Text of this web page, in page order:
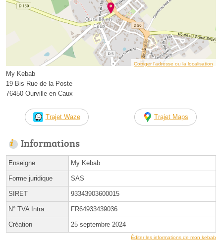
Corriger l’adresse ou la localisation
My Kebab
19 Bis Rue de la Poste
76450 Ourville-en-Caux
Trajet Waze Trajet Maps
Informations
Enseigne My Kebab
Forme juridique SAS
SIRET 93343903600015
N° TVA Intra. FR64933439036
Création 25 septembre 2024
Éditer les informations de mon kebab